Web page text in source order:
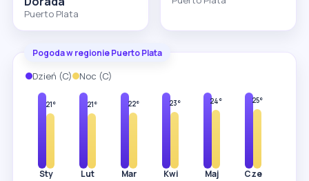
Puerto Plata
Pogoda w regionie Puerto Plata
Dzień (C) Noc (C)
21°
Sty
21°
Lut
22°
Mar
23°
Kwi
24°
Maj
25°
Cze